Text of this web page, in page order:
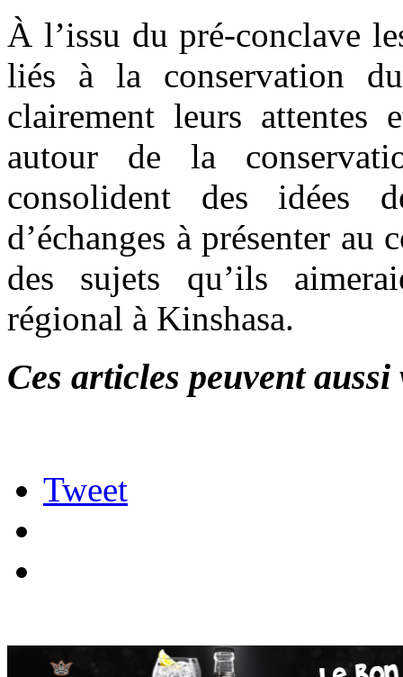
À l’issu du pré-conclave
liés à la conservation
clairement leurs
autour de la
consolident des idées
d’échanges à présenter
des sujets qu’ils
régional à Kinshasa.
Ces articles peuvent
Tweet